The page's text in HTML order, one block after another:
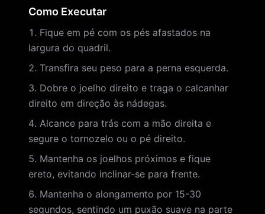
Como Executar
Fique em pé com os pés afastados na
largura do quadril.
Transfira seu peso para a perna esquerda.
Dobre o joelho direito e traga o calcanhar
direito em direção às nádegas.
Alcance para trás com a mão direita e
segure o tornozelo ou o pé direito.
Mantenha os joelhos próximos e fique
ereto, evitando inclinar-se para frente.
Mantenha o alongamento por 15-30
segundos, sentindo um puxão suave na parte